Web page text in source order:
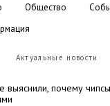
общество
Актуальные новости
выяснили, почему